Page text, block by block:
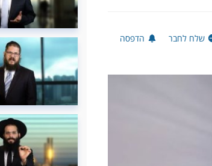
שלח לחבר הדפסה